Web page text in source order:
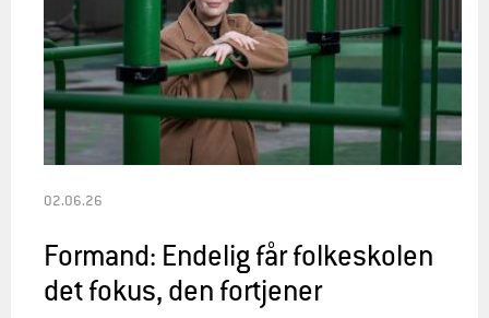
02.06.26
Formand: Endelig får folkeskolen
det fokus, den fortjener